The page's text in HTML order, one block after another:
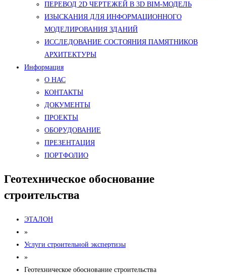
ПЕРЕВОД 2D ЧЕРТЕЖЕЙ В 3D BIM-МОДЕЛЬ
ИЗЫСКАНИЯ ДЛЯ ИНФОРМАЦИОННОГО
МОДЕЛИРОВАНИЯ ЗДАНИЙ
ИССЛЕДОВАНИЕ СОСТОЯНИЯ ПАМЯТНИКОВ
АРХИТЕКТУРЫ
Информация
О НАС
КОНТАКТЫ
ДОКУМЕНТЫ
ПРОЕКТЫ
ОБОРУДОВАНИЕ
ПРЕЗЕНТАЦИЯ
ПОРТФОЛИО
Геотехническое обоснование
строительства
ЭТАЛОН
»
Услуги строительной экспертизы
»
Геотехническое обоснование строительства